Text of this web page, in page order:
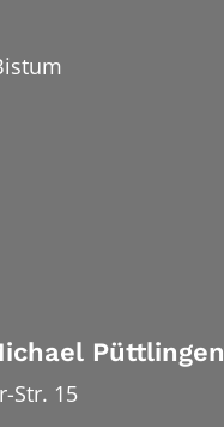
Püttlingen
Str. 15